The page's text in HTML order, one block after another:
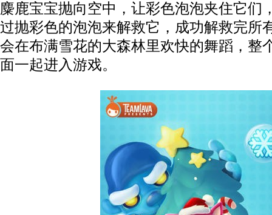
麋鹿宝宝抛向空中，让彩色泡泡夹住它们
过抛彩色的泡泡来解救它，成功解救完所
会在布满雪花的大森林里欢快的舞蹈，整
面一起进入游戏。